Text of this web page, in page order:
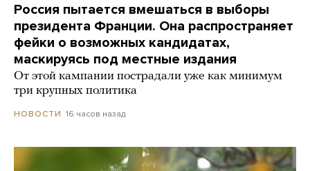
Россия пытается вмешаться в выборы
президента Франции. Она распространяет
фейки о возможных кандидатах,
маскируясь под местные издания
От этой кампании пострадали уже как минимум
три крупных политика
НОВОСТИ 16 часов назад